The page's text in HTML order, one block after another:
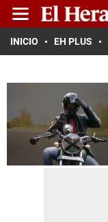
INICIO EH PLUS